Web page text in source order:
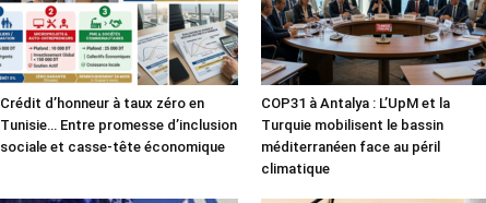
Crédit d’honneur à taux zéro en
Tunisie… Entre promesse d’inclusion
sociale et casse-tête économique
COP31 à Antalya : L’UpM et la
Turquie mobilisent le bassin
méditerranéen face au péril
climatique